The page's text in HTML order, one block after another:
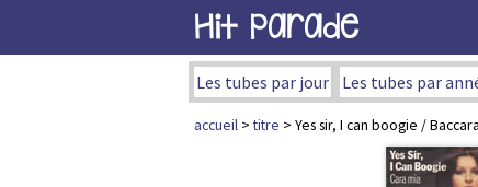
Hit Parade
Les tubes par jour Les tubes par
accueil >titre > Yes sir, I can boogie / Baccara